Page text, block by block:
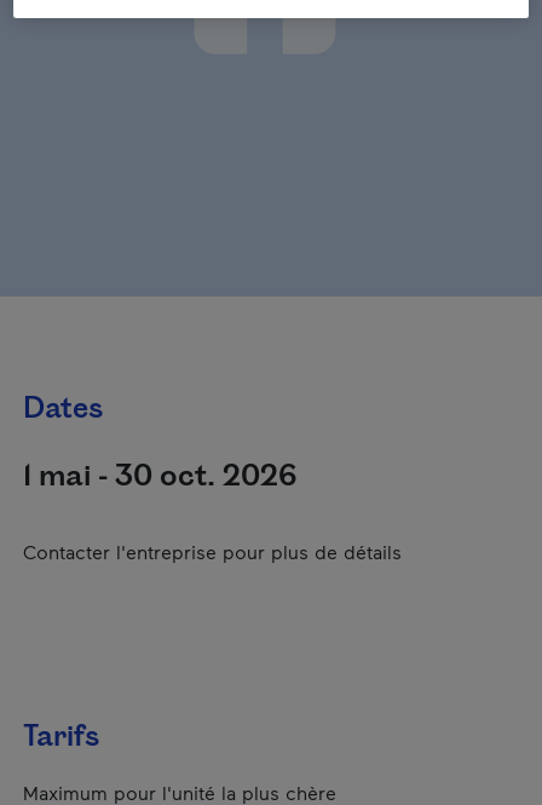
Dates
1 mai - 30 oct. 2026
Contacter l'entreprise pour plus de détails
Tarifs
Maximum pour l'unité la plus chère